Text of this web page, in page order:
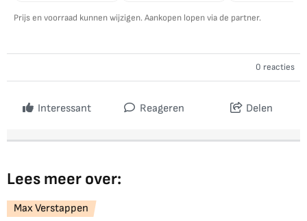
Prijs en voorraad kunnen wijzigen. Aankopen lopen via de partner.
0 reacties
Interessant Reageren Delen
Lees meer over:
Max Verstappen